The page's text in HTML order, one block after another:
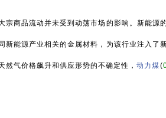
宗商品流动并未受到动荡市场的影响。新能源
新能源产业相关的金属材料，为该行业注入了
气价格飙升和供应形势的不确定性，动力煤(